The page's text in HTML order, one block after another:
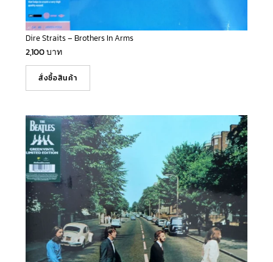
Dire Straits – Brothers In Arms
2,100บาท
สั่งซื้อสินค้า